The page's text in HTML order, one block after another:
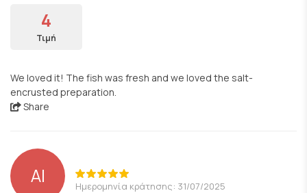
4
Τιμή
We loved it! The fish was fresh and we loved the salt-
encrusted preparation.
Share
ΑΙ Ημερομηνία κράτησης: 31/07/2025